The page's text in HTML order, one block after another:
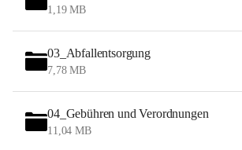
1,19 MB
03_Abfallentsorgung
7,78 MB
04_Gebühren und Verordnungen
11,04 MB